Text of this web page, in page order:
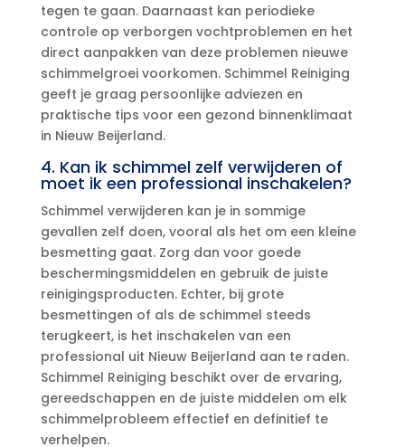
tegen te gaan.​ Daarnaast kan periodieke
controle op verborgen vochtproblemen en het
direct aanpakken van deze problemen nieuwe
schimmelgroei voorkomen.​ Schimmel Reiniging
geeft je graag persoonlijke adviezen en
praktische tips voor een gezond binnenklimaat
in Nieuw Beijerland.​
4.​ Kan ik schimmel zelf verwijderen of
moet ik een professional inschakelen?
Schimmel verwijderen kan je in sommige
gevallen zelf doen, vooral als het om een kleine
besmetting gaat.​ Zorg dan voor goede
beschermingsmiddelen en gebruik de juiste
reinigingsproducten.​ Echter, bij grote
besmettingen of als de schimmel steeds
terugkeert, is het inschakelen van een
professional uit Nieuw Beijerland aan te raden.​
Schimmel Reiniging beschikt over de ervaring,
gereedschappen en de juiste middelen om elk
schimmelprobleem effectief en definitief te
verhelpen.​